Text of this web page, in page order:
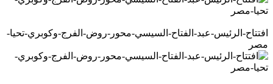
افتتاح-الرئيس-عبد-الفتاح-السيسي-محور-روض-الفرج-وكوبري-تحيا-
مصر